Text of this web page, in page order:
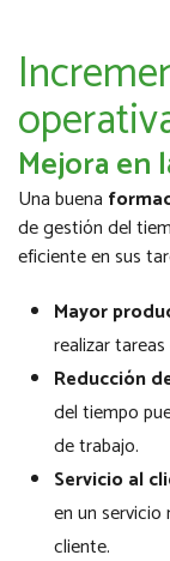
Mejora en
Una buena
de gestión del
eficiente en sus
Mayor
realizar
Reducción
del tiempo
de trabajo.
Servicio al
en un
cliente.